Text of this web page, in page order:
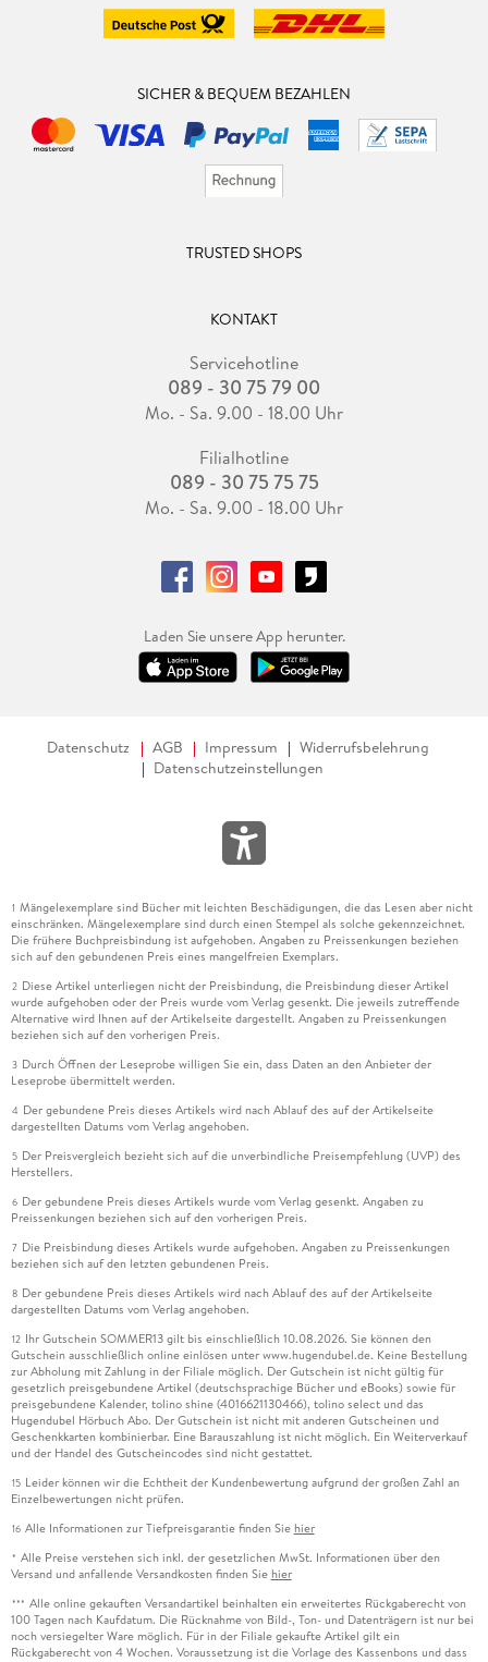
SICHER & BEQUEM BEZAHLEN
TRUSTED SHOPS
KONTAKT
Servicehotline
089 - 30 75 79 00
Mo. - Sa. 9.00 - 18.00 Uhr
Filialhotline
089 - 30 75 75 75
Mo. - Sa. 9.00 - 18.00 Uhr
Laden Sie unsere App herunter.
Datenschutz AGB Impressum
Widerrufsbelehrung
Datenschutzeinstellungen
1 Mängelexemplare sind Bücher mit leichten Beschädigungen, die das Lesen aber nicht
einschränken. Mängelexemplare sind durch einen Stempel als solche gekennzeichnet.
Die frühere Buchpreisbindung ist aufgehoben. Angaben zu Preissenkungen beziehen
sich auf den gebundenen Preis eines mangelfreien Exemplars.
2 Diese Artikel unterliegen nicht der Preisbindung, die Preisbindung dieser Artikel
wurde aufgehoben oder der Preis wurde vom Verlag gesenkt. Die jeweils zutreffende
Alternative wird Ihnen auf der Artikelseite dargestellt. Angaben zu Preissenkungen
beziehen sich auf den vorherigen Preis.
3 Durch Öffnen der Leseprobe willigen Sie ein, dass Daten an den Anbieter der
Leseprobe übermittelt werden.
4 Der gebundene Preis dieses Artikels wird nach Ablauf des auf der Artikelseite
dargestellten Datums vom Verlag angehoben.
5 Der Preisvergleich bezieht sich auf die unverbindliche Preisempfehlung (UVP) des
Herstellers.
6 Der gebundene Preis dieses Artikels wurde vom Verlag gesenkt. Angaben zu
Preissenkungen beziehen sich auf den vorherigen Preis.
7 Die Preisbindung dieses Artikels wurde aufgehoben. Angaben zu Preissenkungen
beziehen sich auf den letzten gebundenen Preis.
8 Der gebundene Preis dieses Artikels wird nach Ablauf des auf der Artikelseite
dargestellten Datums vom Verlag angehoben.
12 Ihr Gutschein SOMMER13 gilt bis einschließlich 10.08.2026. Sie können den
Gutschein ausschließlich online einlösen unter www.hugendubel.de. Keine Bestellung
zur Abholung mit Zahlung in der Filiale möglich. Der Gutschein ist nicht gültig für
gesetzlich preisgebundene Artikel (deutschsprachige Bücher und eBooks) sowie für
preisgebundene Kalender, tolino shine (4016621130466), tolino select und das
Hugendubel Hörbuch Abo. Der Gutschein ist nicht mit anderen Gutscheinen und
Geschenkkarten kombinierbar. Eine Barauszahlung ist nicht möglich. Ein Weiterverkauf
und der Handel des Gutscheincodes sind nicht gestattet.
15 Leider können wir die Echtheit der Kundenbewertung aufgrund der großen Zahl an
Einzelbewertungen nicht prüfen.
16 Alle Informationen zur Tiefpreisgarantie finden Sie hier
* Alle Preise verstehen sich inkl. der gesetzlichen MwSt. Informationen über den
Versand und anfallende Versandkosten finden Sie hier
*** Alle online gekauften Versandartikel beinhalten ein erweitertes Rückgaberecht von
100 Tagen nach Kaufdatum. Die Rücknahme von Bild-, Ton- und Datenträgern ist nur bei
noch versiegelter Ware möglich. Für in der Filiale gekaufte Artikel gilt ein
Rückgaberecht von 4 Wochen. Voraussetzung ist die Vorlage des Kassenbons und dass